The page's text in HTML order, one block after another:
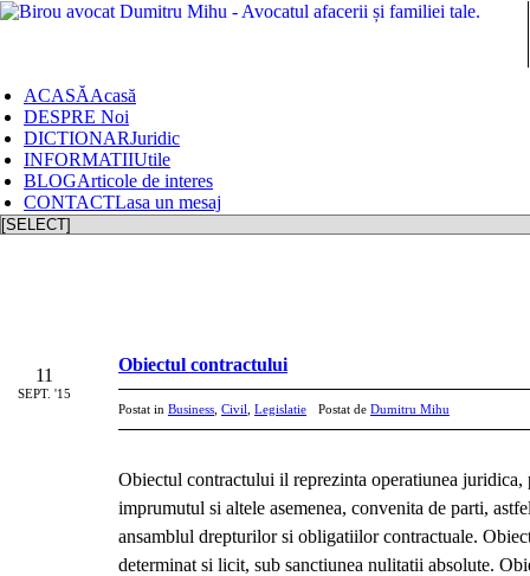
ACASĂAcasă
DESPRE Noi
DICTIONARJuridic
INFORMATIIUtile
BLOGArticole de interes
CONTACTLasa un mesaj
11
SEPT. '15
Obiectul contractului
Postat in Business Civil Legislatie Postat de Dumitru Mihu
Obiectul contractului il reprezinta operatiunea juridica,
imprumutul si altele asemenea, convenita de parti,
ansamblul drepturilor si obligatiilor contractuale.
determinat si licit, sub sanctiunea nulitatii absolute.